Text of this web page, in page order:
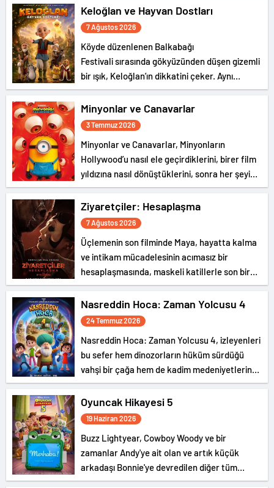
Keloğlan ve Hayvan Dostları
7 Ağustos 2026
Köyde düzenlenen Balkabağı
Festivali sırasında gökyüzünden düşen gizemli
bir ışık, Keloğlan’ın dikkatini çeker. Aynı
olağanüstü olaya, Hayvanlar Şatosu’nda
yaşayan Tombik Tekir ve Civciv de tanıklık
eder.
Minyonlar ve Canavarlar
3 Temmuz 2026
Minyonlar ve Canavarlar, Minyonların
Hollywood’u nasıl ele geçirdiklerini, birer film
yıldızına nasıl dönüştüklerini, sonra her şeyi
nasıl berbat ettiklerini ve dünyaya canavarlar
salarak kaosa sürüklediklerini anlatan
gürültülü ve eğlence dolu bir serüven…
Ziyaretçiler: Hesaplaşma
7 Ağustos 2026
Üçlemenin son filminde Maya, hayatta kalma
ve intikam mücadelesinin acımasız bir
hesaplaşmasında, maskeli katillerle son bir
kez karşı karşıya geliyor.
Nasreddin Hoca: Zaman Yolcusu 4
24 Temmuz 2026
Nasreddin Hoca: Zaman Yolcusu 4, izleyenleri
bu sefer hem dinozorların hüküm sürdüğü
vahşi bir çağa hem de kadim medeniyetlerin
gizemli dünyasına götürüyor.
Oyuncak Hikayesi 5
19 Haziran 2026
Buzz Lightyear, Cowboy Woody ve bir
zamanlar Andy'ye ait olan ve artık küçük
arkadaşı Bonnie'ye devredilen diğer tüm
oyuncaklar geri döndü ve yeni bir macera